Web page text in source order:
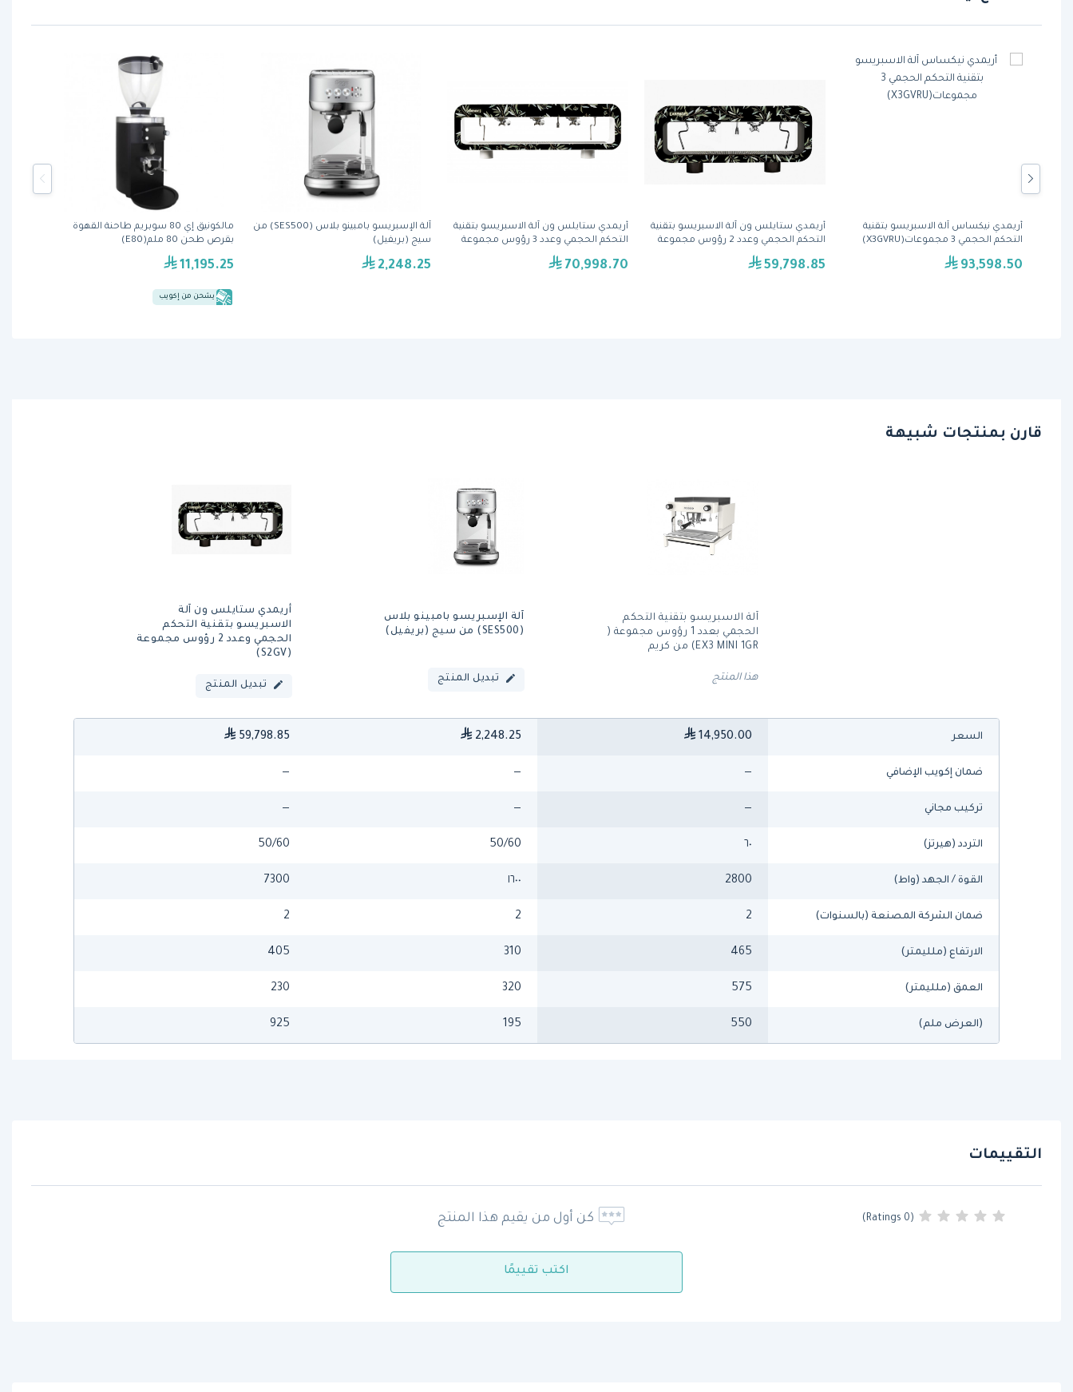
مالكونيق إي 80 سوبريم طاحنة القهوة
بقرص طحن 80 ملم(E80)
11,195.25
يشحن من إكويب
آلة الإسبريسو بامبينو بلاس (SES500) من
سيج (بريفيل)
2,248.25
أريمدي ستايلس ون آلة الاسبريسو بتقنية
التحكم الحجمي وعدد 3 رؤوس مجموعة
70,998.70
أريمدي ستايلس ون آلة الاسبريسو بتقنية
التحكم الحجمي وعدد 2 رؤوس مجموعة
59,798.85
أريمدي نيكساس آلة الاسبريسو بتقنية
التحكم الحجمي 3 مجموعات(X3GVRU)
93,598.50
قارن بمنتجات شبيهة
آلة الاسبريسو بتقنية التحكم
الحجمي بعدد 1 رؤوس مجموعة (
EX3 MINI 1GR) من كريم
هذا المنتج
آلة الإسبريسو بامبينو بلاس
(SES500) من سيج (بريفيل)
تبديل المنتج
أريمدي ستايلس ون آلة
الاسبريسو بتقنية التحكم
الحجمي وعدد 2 رؤوس مجموعة
(S2GV)
تبديل المنتج
السعر 14,950.00
2,248.25
59,798.85
ضمان إكويب الإضافي —
—
—
تركيب مجاني —
—
—
التردد (هيرتز) ٦٠ 50/60
50/60
القوة / الجهد (واط) 2800 ١٦٠٠ 7300
ضمان الشركة المصنعة (بالسنوات) 2
2
2
الارتفاع (ملليمتر) 465
310
405
العمق (ملليمتر) 575
320
230
(العرض ملم) 550
195
925
التقييمات
(0 Ratings) كن أول من يقيم هذا المنتج
اكتب تقييمًا